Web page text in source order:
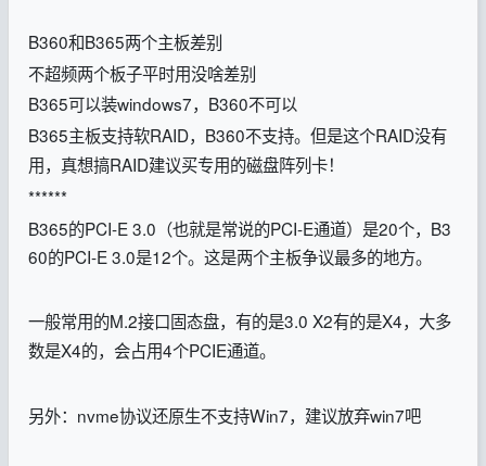
B360和B365两个主板差别
不超频两个板子平时用没啥差别
B365可以装windows7，B360不可以
B365主板支持软RAID，B360不支持。但是这个RAID没有
用，真想搞RAID建议买专用的磁盘阵列卡！
******
B365的PCI-E 3.0（也就是常说的PCI-E通道）是20个， B3
60的PCI-E 3.0是12个。这是两个主板争议最多的地方。
一般常用的M.2接口固态盘，有的是3.0 X2有的是X4，大多
数是X4的，会占用4个PCIE通道。
另外：nvme协议还原生不支持Win7，建议放弃win7吧